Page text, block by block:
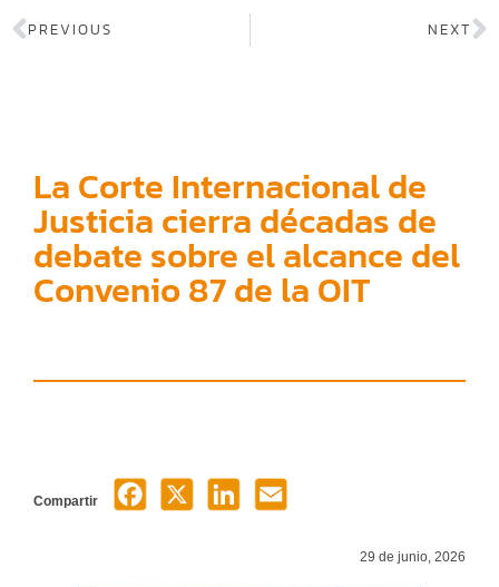
PREVIOUS NEXT
La Corte Internacional de
Justicia cierra décadas de
debate sobre el alcance del
Convenio 87 de la OIT
Compartir
29 de junio, 2026